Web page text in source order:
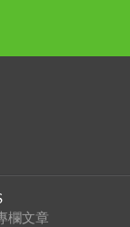
欄文章